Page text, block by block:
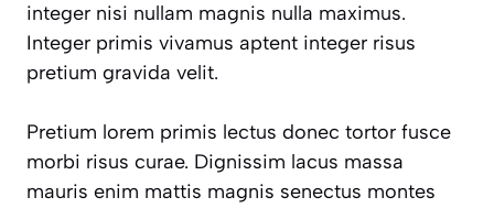
integer nisi nullam magnis nulla maximus.
Integer primis vivamus aptent integer risus
pretium gravida velit.
Pretium lorem primis lectus donec tortor fusce
morbi risus curae. Dignissim lacus massa
mauris enim mattis magnis senectus montes